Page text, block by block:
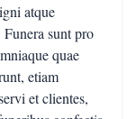
atque
sunt pro
quae
etiam
et clientes,